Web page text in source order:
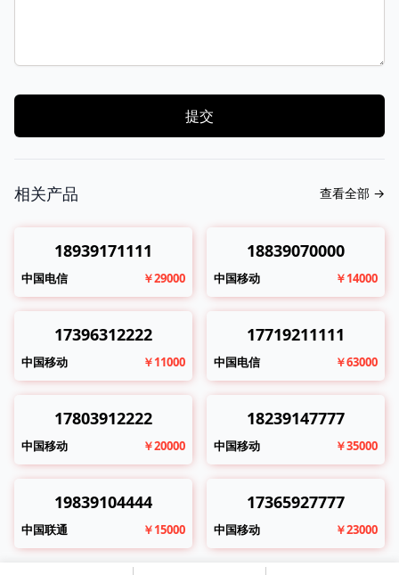
提交
相关产品 查看全部 →
18939171111
中国电信 ￥29000
18839070000
中国移动 ￥14000
17396312222
中国移动 ￥11000
17719211111
中国电信 ￥63000
17803912222
中国移动 ￥20000
18239147777
中国移动 ￥35000
19839104444
中国联通 ￥15000
17365927777
中国移动 ￥23000